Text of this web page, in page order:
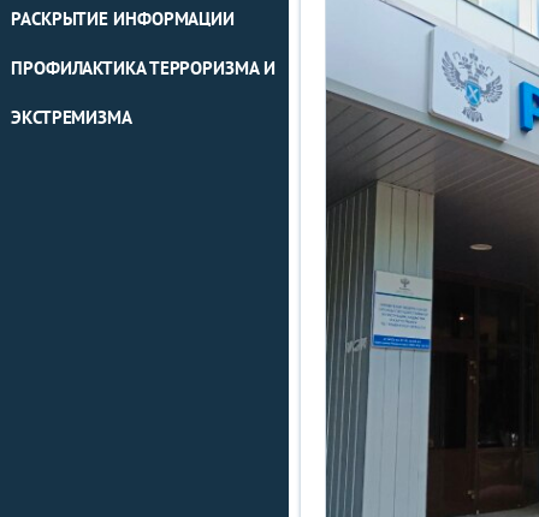
РАСКРЫТИЕ ИНФОРМАЦИИ
ПРОФИЛАКТИКА ТЕРРОРИЗМА И
ЭКСТРЕМИЗМА